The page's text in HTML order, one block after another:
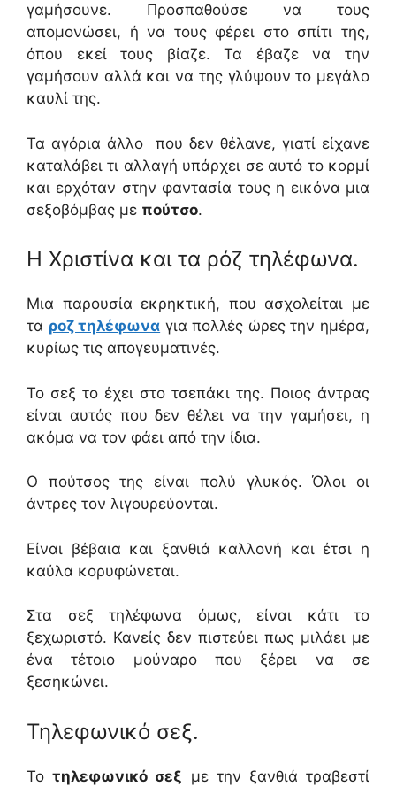
γαμήσουνε. Προσπαθούσε να τους
απομονώσει, ή να τους φέρει στο σπίτι της,
όπου εκεί τους βίαζε. Τα έβαζε να την
γαμήσουν αλλά και να της γλύψουν το μεγάλο
καυλί της.
Τα αγόρια άλλο που δεν θέλανε, γιατί είχανε
καταλάβει τι αλλαγή υπάρχει σε αυτό το κορμί
και ερχόταν στην φαντασία τους η εικόνα μια
σεξοβόμβας με πούτσο.
Η Χριστίνα και τα ρόζ τηλέφωνα.
Μια παρουσία εκρηκτική, που ασχολείται με
τα ροζ τηλέφωνα για πολλές ώρες την ημέρα,
κυρίως τις απογευματινές.
Το σεξ το έχει στο τσεπάκι της. Ποιος άντρας
είναι αυτός που δεν θέλει να την γαμήσει, η
ακόμα να τον φάει από την ίδια.
Ο πούτσος της είναι πολύ γλυκός. Όλοι οι
άντρες τον λιγουρεύονται.
Είναι βέβαια και ξανθιά καλλονή και έτσι η
καύλα κορυφώνεται.
Στα σεξ τηλέφωνα όμως, είναι κάτι το
ξεχωριστό. Κανείς δεν πιστεύει πως μιλάει με
ένα τέτοιο μούναρο που ξέρει να σε
ξεσηκώνει.
Τηλεφωνικό σεξ.
Τοτηλεφωνικό σεξ με την ξανθιά τραβεστί